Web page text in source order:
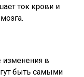
ток крови и
в
быть самыми